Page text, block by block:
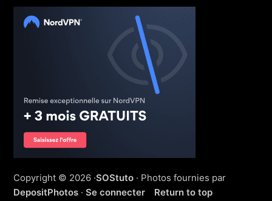
Copyright © 2026 ·SOStuto · Photos fournies par
DepositPhotos ·Se connecter Return to top